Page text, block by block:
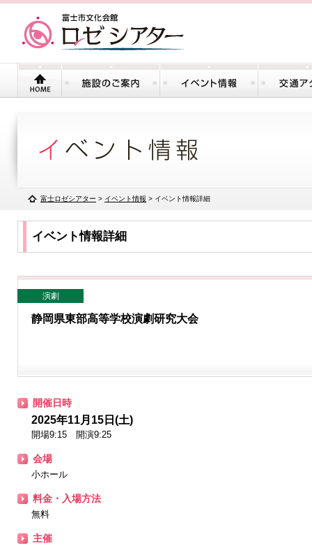
富士ロゼシアター > イベント情報 > イベント情報詳細
イベント情報詳細
演劇
静岡県東部高等学校演劇研究大会
開催日時
2025年11月15日(土)
開場9:15 開演9:25
会場
小ホール
料金・入場方法
無料
主催